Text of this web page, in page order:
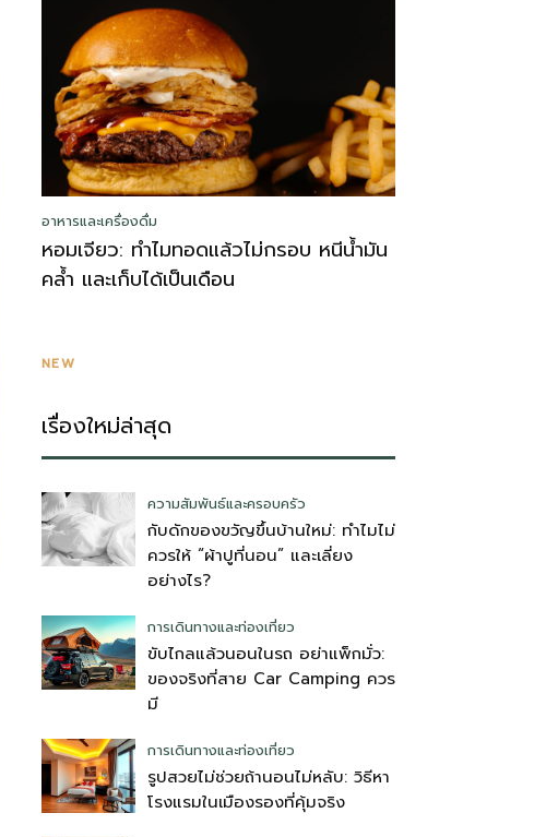
อาหารและเครื่องดื่ม
หอมเจียว: ทำไมทอดแล้วไม่กรอบ หนีน้ำมัน
คล้ำ และเก็บได้เป็นเดือน
NEW
เรื่องใหม่ล่าสุด
ความสัมพันธ์และครอบครัว
กับดักของขวัญขึ้นบ้านใหม่: ทำไมไม่
ควรให้ “ผ้าปูที่นอน” และเลี่ยง
อย่างไร?
การเดินทางและท่องเที่ยว
ขับไกลแล้วนอนในรถ อย่าแพ็กมั่ว:
ของจริงที่สาย Car Camping ควร
มี
การเดินทางและท่องเที่ยว
รูปสวยไม่ช่วยถ้านอนไม่หลับ: วิธีหา
โรงแรมในเมืองรองที่คุ้มจริง